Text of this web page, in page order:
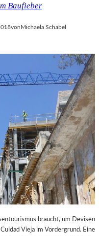
Baufieber
vonMichaela Schabel
braucht, um Devisen
Vieja im Vordergrund. Eine